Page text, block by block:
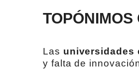
Las universidades
y falta de